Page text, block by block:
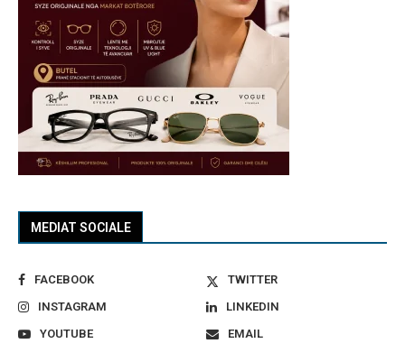
MEDIAT SOCIALE
FACEBOOK
TWITTER
INSTAGRAM
LINKEDIN
YOUTUBE
EMAIL